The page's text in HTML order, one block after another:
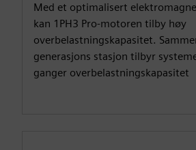
Med et optimalisert
kan 1PH3 Pro-motoren tilby høy
overbelastningskapasitet.
generasjons stasjon tilbyr
ganger overbelastningskapasitet